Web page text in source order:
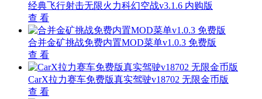
经典飞行射击无限火力科幻空战v3.1.6 内购版
查 看
合并金矿挑战免费内置MOD菜单v1.0.3 免费版
查 看
CarX拉力赛车免费版真实驾驶v18702 无限金币版
查 看